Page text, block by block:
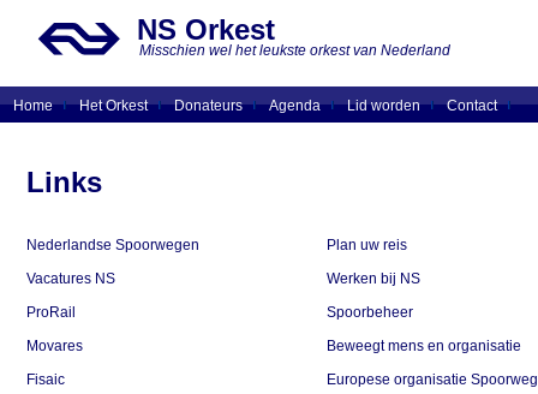
NS Orkest
Misschien wel het leukste orkest van Nederland
Home Het Orkest Donateurs Agenda Lid worden Contact
Links
Nederlandse Spoorwegen
Plan uw reis
Vacatures NS
Werken bij NS
ProRail
Spoorbeheer
Movares
Beweegt mens en organisatie
Fisaic
Europese organisatie